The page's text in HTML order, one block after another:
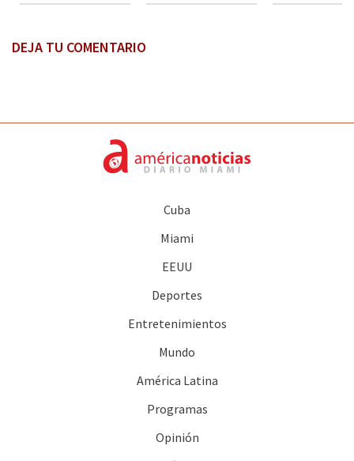
DEJA TU COMENTARIO
Cuba
Miami
EEUU
Deportes
Entretenimientos
Mundo
América Latina
Programas
Opinión